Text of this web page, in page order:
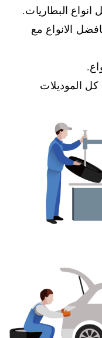
انواع البطاريات.
الانواع مع
الموديلات